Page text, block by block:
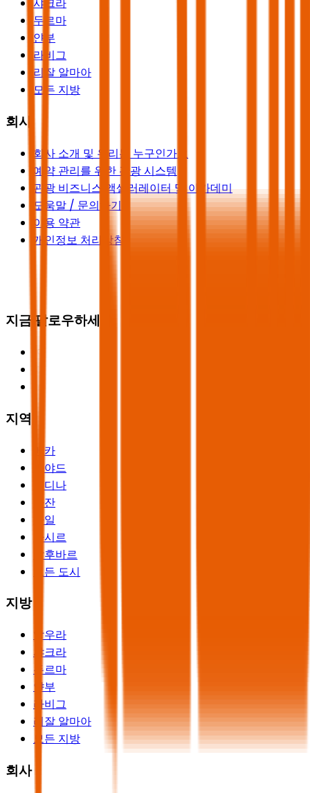
샤크라
두르마
얀부
라비그
리잘 알마아
모든 지방
회사
회사 소개 및 우리는 누구인가요
예약 관리를 위한 관광 시스템
관광 비즈니스 액셀러레이터 및 아카데미
도움말 / 문의하기
이용 약관
개인정보 처리방침
지금 팔로우하세요
지역
메카
리야드
메디나
자잔
하일
아시르
알후바르
모든 도시
지방
알우라
샤크라
두르마
얀부
라비그
리잘 알마아
모든 지방
회사